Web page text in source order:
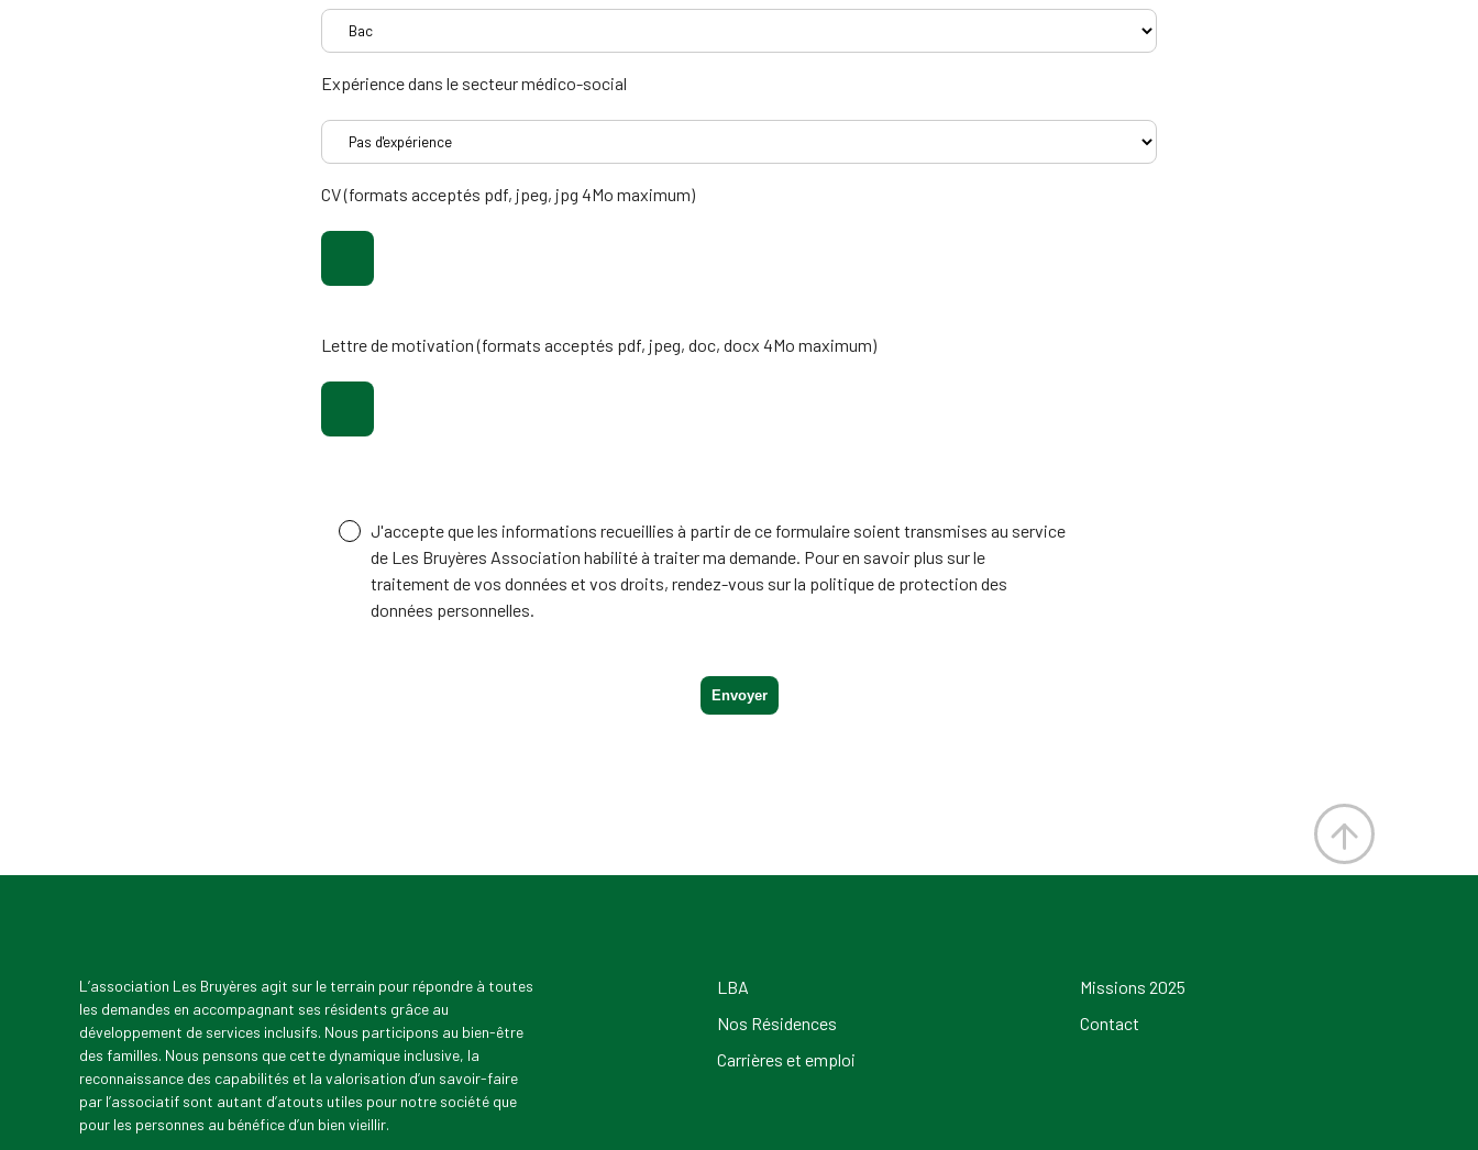
Expérience dans le secteur médico-social
CV (formats acceptés pdf, jpeg, jpg 4Mo maximum)
Lettre de motivation (formats acceptés pdf, jpeg, doc, docx 4Mo maximum)
J'accepte que les informations recueillies à partir de ce formulaire soient transmises au service
de Les Bruyères Association habilité à traiter ma demande. Pour en savoir plus sur le
traitement de vos données et vos droits, rendez-vous sur la politique de protection des
données personnelles.
L’association Les Bruyères agit sur le terrain pour répondre à toutes
les demandes en accompagnant ses résidents grâce au
développement de services inclusifs. Nous participons au bien-être
des familles. Nous pensons que cette dynamique inclusive, la
reconnaissance des capabilités et la valorisation d’un savoir-faire
par l’associatif sont autant d’atouts utiles pour notre société que
pour les personnes au bénéfice d’un bien vieillir.
LBA
Nos Résidences
Carrières et emploi
Missions 2025
Contact